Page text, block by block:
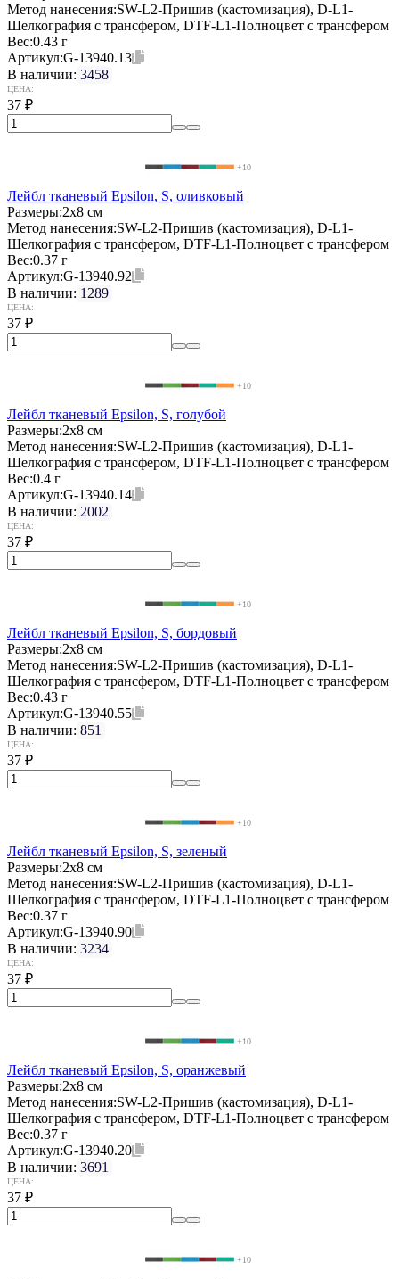
Метод нанесения:SW-L2-Пришив (кастомизация), D-L1-
Шелкография с трансфером, DTF-L1-Полноцвет с трансфером
Вес:0.43 г
Артикул:G-13940.13
В наличии: 3458
ЦЕНА:
37 ₽
+10
Лейбл тканевый Epsilon, S, оливковый
Размеры:2х8 см
Метод нанесения:SW-L2-Пришив (кастомизация), D-L1-
Шелкография с трансфером, DTF-L1-Полноцвет с трансфером
Вес:0.37 г
Артикул:G-13940.92
В наличии: 1289
ЦЕНА:
37 ₽
+10
Лейбл тканевый Epsilon, S, голубой
Размеры:2х8 см
Метод нанесения:SW-L2-Пришив (кастомизация), D-L1-
Шелкография с трансфером, DTF-L1-Полноцвет с трансфером
Вес:0.4 г
Артикул:G-13940.14
В наличии: 2002
ЦЕНА:
37 ₽
+10
Лейбл тканевый Epsilon, S, бордовый
Размеры:2х8 см
Метод нанесения:SW-L2-Пришив (кастомизация), D-L1-
Шелкография с трансфером, DTF-L1-Полноцвет с трансфером
Вес:0.43 г
Артикул:G-13940.55
В наличии: 851
ЦЕНА:
37 ₽
+10
Лейбл тканевый Epsilon, S, зеленый
Размеры:2х8 см
Метод нанесения:SW-L2-Пришив (кастомизация), D-L1-
Шелкография с трансфером, DTF-L1-Полноцвет с трансфером
Вес:0.37 г
Артикул:G-13940.90
В наличии: 3234
ЦЕНА:
37 ₽
+10
Лейбл тканевый Epsilon, S, оранжевый
Размеры:2х8 см
Метод нанесения:SW-L2-Пришив (кастомизация), D-L1-
Шелкография с трансфером, DTF-L1-Полноцвет с трансфером
Вес:0.37 г
Артикул:G-13940.20
В наличии: 3691
ЦЕНА:
37 ₽
+10